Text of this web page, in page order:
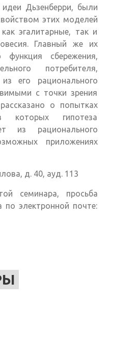
Дьзенберри, были
этих моделей
эгалитарные, так и
Главный же их
сбережения,
потребителя,
его рационального
с точки зрения
о попытках
гипотеза
из рационального
приложениях
д. 40, ауд. 113
семинара, просьба
по электронной почте:
email)